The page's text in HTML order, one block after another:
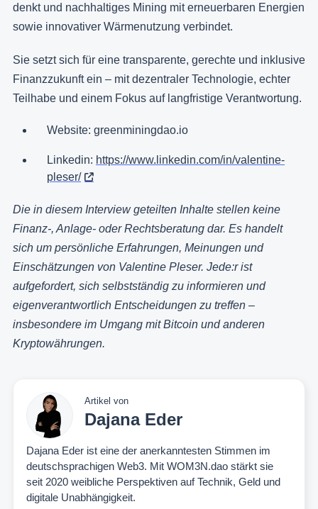
denkt und nachhaltiges Mining mit erneuerbaren Energien
sowie innovativer Wärmenutzung verbindet.
Sie setzt sich für eine transparente, gerechte und inklusive
Finanzzukunft ein – mit dezentraler Technologie, echter
Teilhabe und einem Fokus auf langfristige Verantwortung.
Website: greenminingdao.io
Linkedin: https://www.linkedin.com/in/valentine-
pleser/
Die in diesem Interview geteilten Inhalte stellen keine
Finanz-, Anlage- oder Rechtsberatung dar. Es handelt
sich um persönliche Erfahrungen, Meinungen und
Einschätzungen von Valentine Pleser. Jede:r ist
aufgefordert, sich selbstständig zu informieren und
eigenverantwortlich Entscheidungen zu treffen –
insbesondere im Umgang mit Bitcoin und anderen
Kryptowährungen.
Artikel von
Dajana Eder
Dajana Eder ist eine der anerkanntesten Stimmen im
deutschsprachigen Web3. Mit WOM3N.dao stärkt sie
seit 2020 weibliche Perspektiven auf Technik, Geld und
digitale Unabhängigkeit.